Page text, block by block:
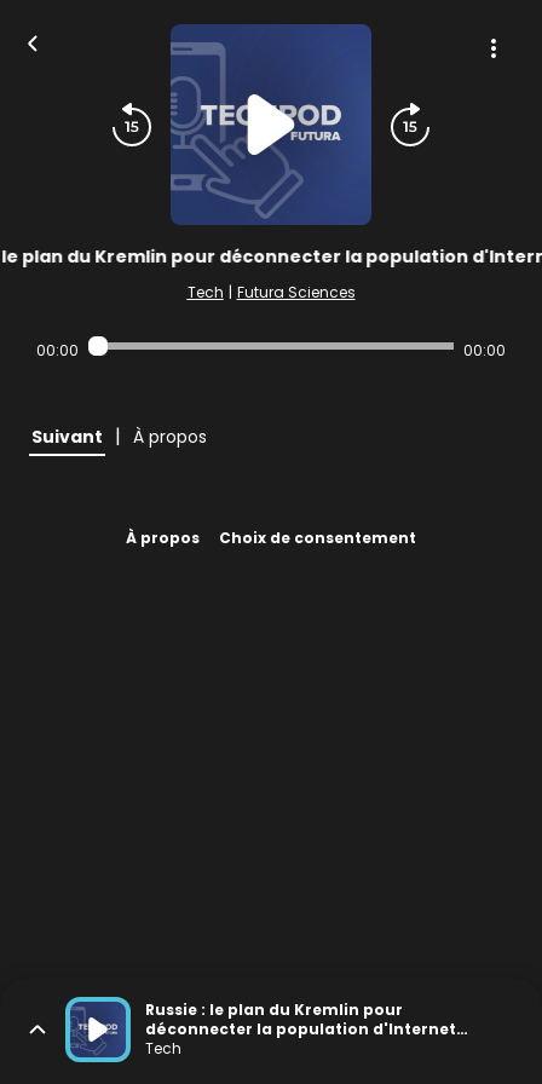
le plan du Kremlin pour déconnecter la population
Tech | Futura Sciences
00:00 00:00
Suivant | À propos
À propos Choix de consentement
Russie : le plan du Kremlin pour
déconnecter la population d'Internet
(TechPod #31)
Tech